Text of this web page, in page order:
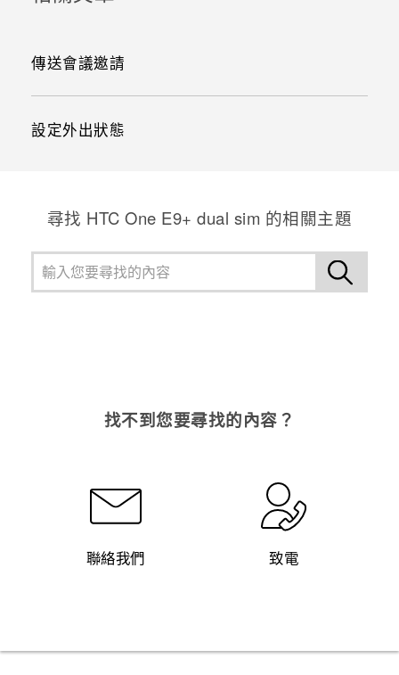
傳送會議邀請
設定外出狀態
尋找 HTC One E9+ dual sim 的相關主題
找不到您要尋找的內容？
聯絡我們 致電